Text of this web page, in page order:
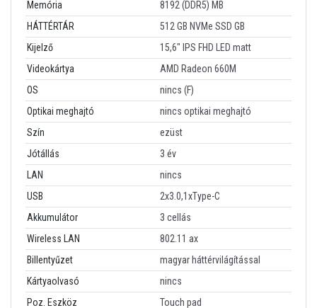
Memória
8192 (DDR5) MB
HÁTTÉRTÁR
512 GB NVMe SSD GB
Kijelző
15,6" IPS FHD LED matt
Videokártya
AMD Radeon 660M
OS
nincs (F)
Optikai meghajtó
nincs optikai meghajtó
Szín
ezüst
Jótállás
3 év
LAN
nincs
USB
2x3.0,1xType-C
Akkumulátor
3 cellás
Wireless LAN
802.11 ax
Billentyűzet
magyar háttérvilágítással
Kártyaolvasó
nincs
Poz. Eszköz
Touch pad